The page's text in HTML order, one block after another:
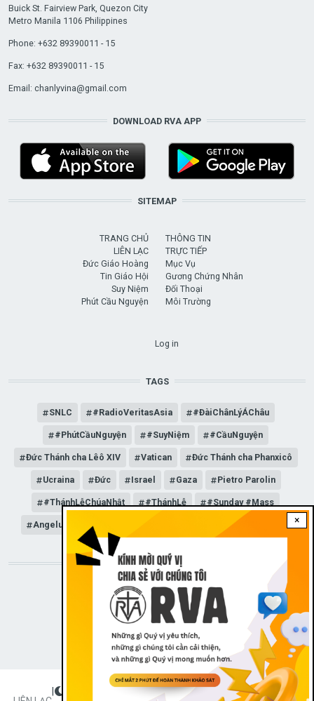
×
Buick St. Fairview Park, Quezon City
Metro Manila 1106 Philippines
Phone: +632 89390011 - 15
Fax: +632 89390011 - 15
Email: chanlyvina@gmail.com
DOWNLOAD RVA APP
SITEMAP
TRANG CHỦ
LIÊN LẠC
Đức Giáo Hoàng
Tin Giáo Hội
Suy Niệm
Phút Cầu Nguyện
THÔNG TIN
TRỰC TIẾP
Mục Vụ
Gương Chứng Nhân
Đối Thoại
Môi Trường
Log in
TAGS
SNLC #RadioVeritasAsia #ĐàiChânLýÁChâu
#PhútCầuNguyện #SuyNiệm #CầuNguyện
Đức Thánh cha Lêô XIV Vatican Đức Thánh cha Phanxicô
Ucraina Đức Israel Gaza Pietro Parolin
#ThánhLễChúaNhật #ThánhLễ #Sunday #Mass
Angelus Đức Giáo hoàng Lêô XIV General Audience
STAY CONNECTED WITH US!
FOOTER